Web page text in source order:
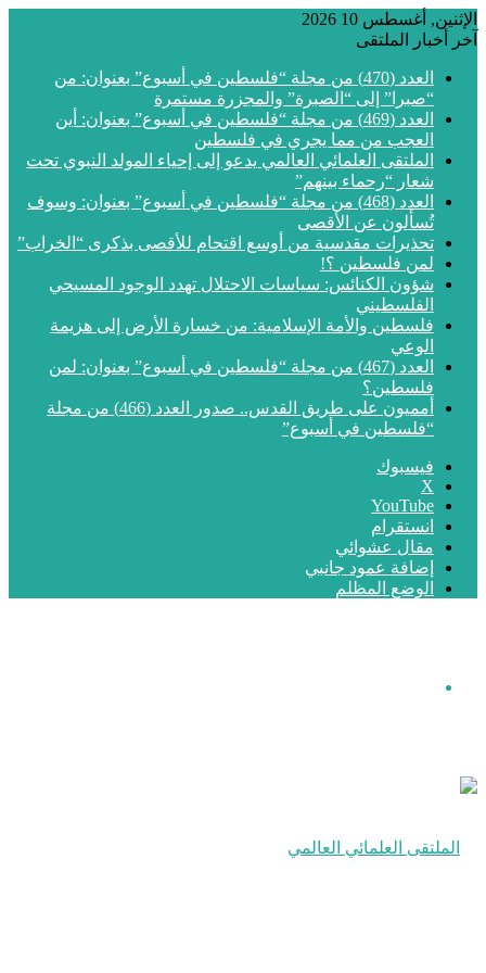
الإثنين, أغسطس 10 2026
آخر أخبار الملتقى
العدد (470) من مجلة “فلسطين في أسبوع” بعنوان: من
“صبرا” إلى “الصبرة” والمجزرة مستمرة
العدد (469) من مجلة “فلسطين في أسبوع” بعنوان: أين
العجب من مما يجري في فلسطين
الملتقى العلمائي العالمي يدعو إلى إحياء المولد النبوي تحت
شعار “رحماء بينهم”
العدد (468) من مجلة “فلسطين في أسبوع” بعنوان: وسوف
تُسألون عن الأقصى
تحذيرات مقدسية من أوسع اقتحام للأقصى بذكرى “الخراب”
لمن فلسطين ؟!
شؤون الكنائس: سياسات الاحتلال تهدد الوجود المسيحي
الفلسطيني
فلسطين والأمة الإسلامية: من خسارة الأرض إلى هزيمة
الوعي
العدد (467) من مجلة “فلسطين في أسبوع” بعنوان: لمن
فلسطين؟
أمميون على طريق القدس.. صدور العدد (466) من مجلة
“فلسطين في أسبوع”
فيسبوك
‫X
‫YouTube
انستقرام
مقال عشوائي
إضافة عمود جانبي
الوضع المظلم